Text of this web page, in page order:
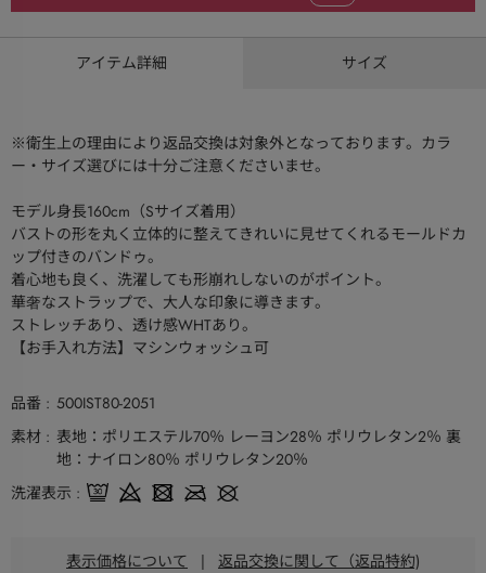
アイテム詳細 サイズ
※衛生上の理由により返品交換は対象外となっております。カラ
ー・サイズ選びには十分ご注意くださいませ。
モデル身長160cm（Sサイズ着用）
バストの形を丸く立体的に整えてきれいに見せてくれるモールドカ
ップ付きのバンドゥ。
着心地も良く、洗濯しても形崩れしないのがポイント。
華奢なストラップで、大人な印象に導きます。
ストレッチあり、透け感WHTあり。
【お手入れ方法】マシンウォッシュ可
品番
500IST80-2051
素材
表地：ポリエステル70％ レーヨン28％ ポリウレタン2％ 裏
地：ナイロン80％ ポリウレタン20％
洗濯表示
表示価格について | 返品交換に関して（返品特約)